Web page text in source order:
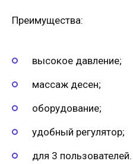
Преимущества:
высокое давление;
массаж десен;
оборудование;
удобный регулятор;
для 3 пользователей.